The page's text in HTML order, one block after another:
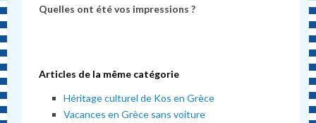
Quelles ont été vos impressions ?
Articles de la même catégorie
Héritage culturel de Kos en Grèce
Vacances en Grèce sans voiture